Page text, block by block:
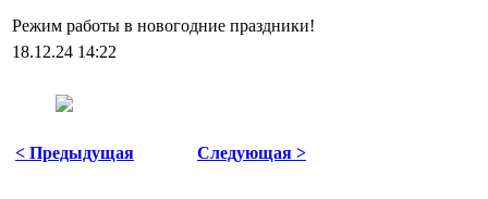
Режим работы в новогодние праздники!
18.12.24 14:22
< Предыдущая Следующая >